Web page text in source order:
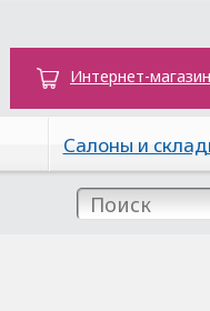
Интернет-магазин
Салоны и